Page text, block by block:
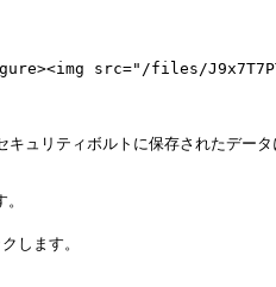
src="/files/
リティボルトに保存されたデータ
します。